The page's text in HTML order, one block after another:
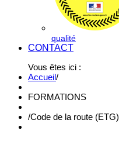
qualité
CONTACT
Vous êtes ici :
Accueil/
FORMATIONS
/Code de la route (ETG)